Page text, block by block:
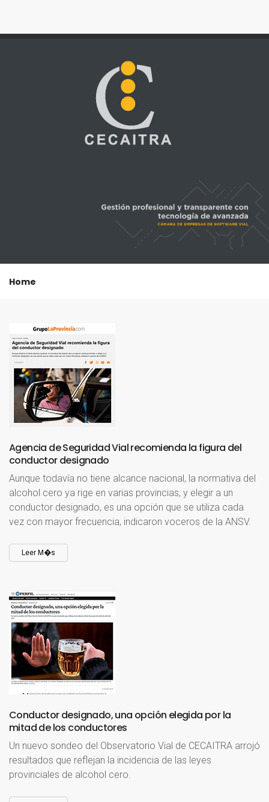
Home
Agencia deSeguridadVialrecomienda la figura del
conductordesignado
Aunque todavía no tiene alcance nacional, la normativa del
alcohol cero ya rige en varias provincias, y elegir a un
conductor designado, es una opción que se utiliza cada
vez con mayor frecuencia, indicaron voceros de la ANSV.
Leer M�s
Conductordesignado,una opción elegida por la
mitadde los conductores
Un nuevo sondeo del Observatorio Vial de CECAITRA arrojó
resultados que reflejan la incidencia de las leyes
provinciales de alcohol cero.